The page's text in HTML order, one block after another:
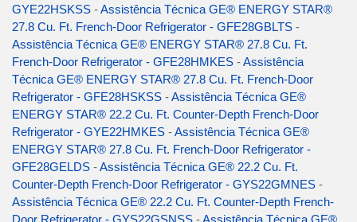
GYE22HSKSS -Assistência Técnica GE® ENERGY STAR®
27.8 Cu. Ft. French-Door Refrigerator - GFE28GBLTS -
Assistência Técnica GE® ENERGY STAR® 27.8 Cu. Ft.
French-Door Refrigerator - GFE28HMKES -Assistência
Técnica GE® ENERGY STAR® 27.8 Cu. Ft. French-Door
Refrigerator - GFE28HSKSS -Assistência Técnica GE®
ENERGY STAR® 22.2 Cu. Ft. Counter-Depth French-Door
Refrigerator - GYE22HMKES -Assistência Técnica GE®
ENERGY STAR® 27.8 Cu. Ft. French-Door Refrigerator -
GFE28GELDS -Assistência Técnica GE® 22.2 Cu. Ft.
Counter-Depth French-Door Refrigerator - GYS22GMNES -
Assistência Técnica GE® 22.2 Cu. Ft. Counter-Depth French-